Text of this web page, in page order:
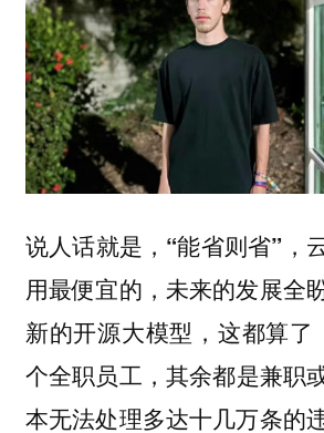
说人话就是， “能省则省”，
用最便宜的，未来的发展全
新的开源大模型，这都算了
个全职员工， 其余都是兼职
本无法处理多达十几万条的